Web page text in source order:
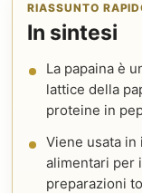
RIASSUNTO
In sintesi
La papaina è
lattice della
proteine in
Viene usata
alimentari per
preparazioni